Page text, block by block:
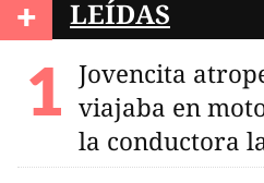
+ LEÍDAS
Jovencita
viajaba en
la conductora